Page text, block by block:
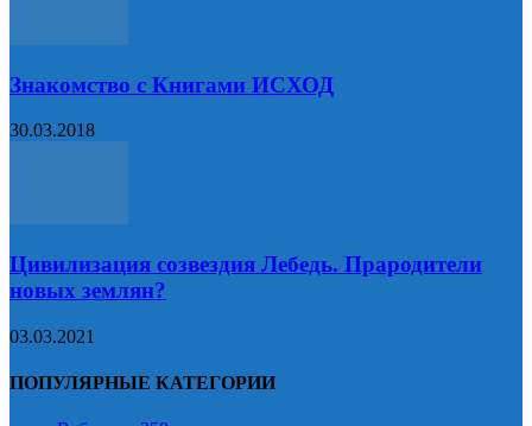
Знакомство с Книгами ИСХОД
30.03.2018
Цивилизация созвездия Лебедь. Прародители
новых землян?
03.03.2021
ПОПУЛЯРНЫЕ КАТЕГОРИИ